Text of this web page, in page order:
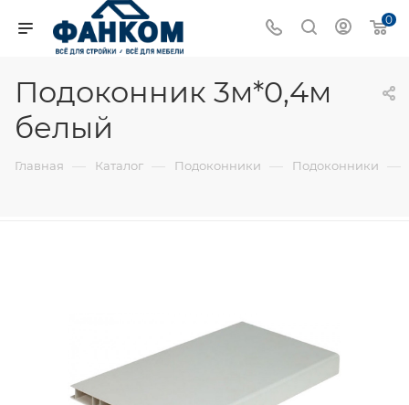
0
Подоконник 3м*0,4м
белый
Главная — Каталог — Подоконники — Подоконники —